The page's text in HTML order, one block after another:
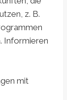
z. B.
Informieren
mit